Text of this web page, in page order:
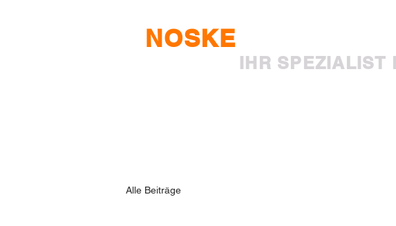
NOSKE
IHR SPEZIALIST
Alle Beiträge